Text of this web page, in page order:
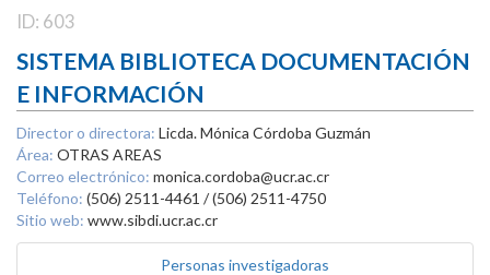
ID: 603
SISTEMA BIBLIOTECA DOCUMENTACIÓN
E INFORMACIÓN
Director o directora: Licda. Mónica Córdoba Guzmán
Área: OTRAS AREAS
Correo electrónico: monica.cordoba@ucr.ac.cr
Teléfono: (506) 2511-4461 / (506) 2511-4750
Sitio web: www.sibdi.ucr.ac.cr
Personas investigadoras